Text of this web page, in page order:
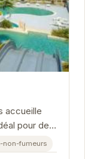
accueille
pour des
des...
non-fumeurs